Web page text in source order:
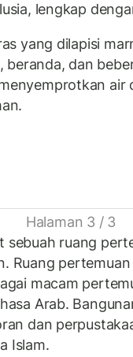
lengkap
yang dilapisi
beranda, dan
air
Halaman 3 / 3
sebuah ruang
Ruang
macam
Arab.
dan
Islam.